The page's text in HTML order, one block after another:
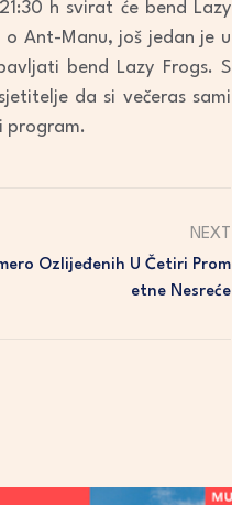
h svirat će bend Lazy
Ant-Manu, još jedan je u
bend Lazy Frogs. S
da si večeras sami
program.
NEXT
Ozlijeđenih U Četiri Prom
Etne Nesreće